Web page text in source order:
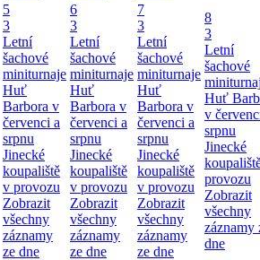
5
3
Letní
šachové
miniturnaje
Huť
Barbora v
červenci a
srpnu
Jinecké
koupaliště
v provozu
Zobrazit
všechny
záznamy
ze dne
6
3
Letní
šachové
miniturnaje
Huť
Barbora v
červenci a
srpnu
Jinecké
koupaliště
v provozu
Zobrazit
všechny
záznamy
ze dne
7
3
Letní
šachové
miniturnaje
Huť
Barbora v
červenci a
srpnu
Jinecké
koupaliště
v provozu
Zobrazit
všechny
záznamy
ze dne
8
3
Letní
šachové
Huť
v
srpnu
Jinecké
provozu
Zobrazit
všechny
záznamy
dne